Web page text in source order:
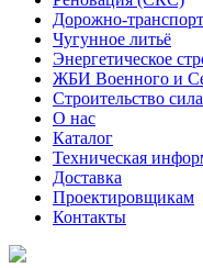
Дорожно-
Чугунное литьё
Энергетическое
ЖБИ Военного и
Строительство
О нас
Каталог
Техническая
Доставка
Проектировщикам
Контакты